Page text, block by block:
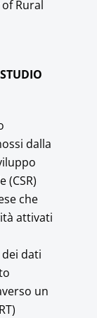
Rural
dalla
(CSR)
che
attivati
dati
un